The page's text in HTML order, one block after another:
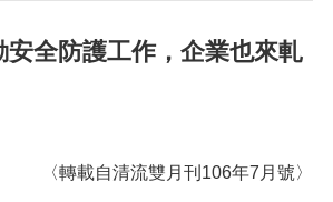
安全防護工作，企業也來軋
〈轉載自清流雙月刊106年7月號〉